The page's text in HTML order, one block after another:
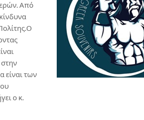
Από
είναι των
ο κ.